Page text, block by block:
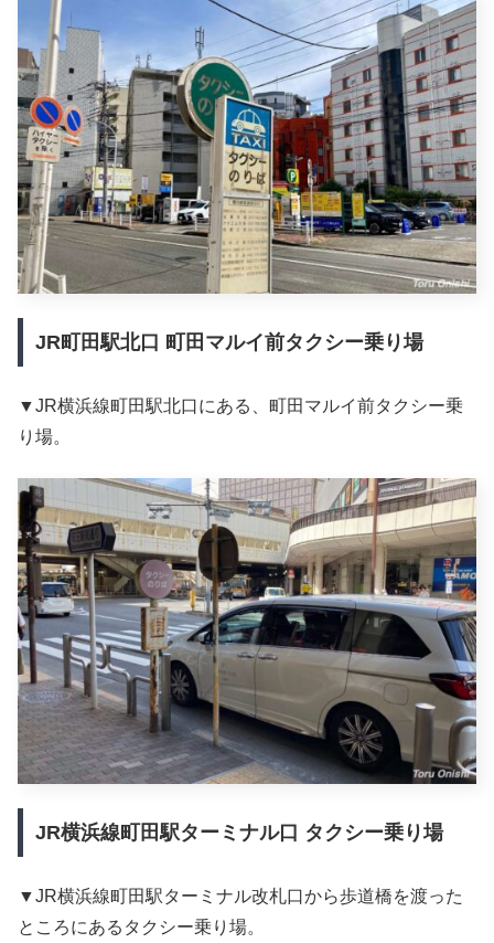
JR町田駅北口 町田マルイ前タクシー乗り場
▼JR横浜線町田駅北口にある、町田マルイ前タクシー乗
り場。
JR横浜線町田駅ターミナル口 タクシー乗り場
▼JR横浜線町田駅ターミナル改札口から歩道橋を渡った
ところにあるタクシー乗り場。